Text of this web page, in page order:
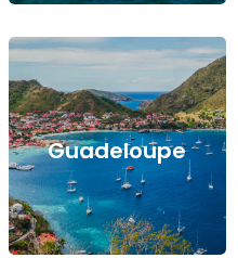
Guadeloupe